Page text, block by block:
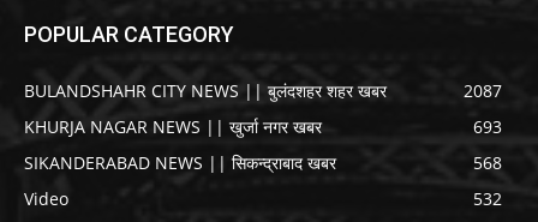
POPULAR CATEGORY
BULANDSHAHR CITY NEWS || बुलंदशहर शहर खबर
2087
KHURJA NAGAR NEWS || खुर्जा नगर खबर
693
SIKANDERABAD NEWS || सिकन्द्राबाद खबर
568
Video
532